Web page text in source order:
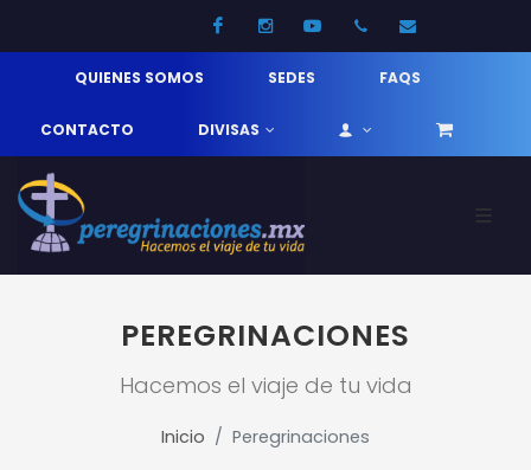
FacebookInstagramYoutube52 33 31210744
QUIENES SOMOS SEDES FAQS
CONTACTO DIVISAS
PEREGRINACIONES
Hacemos el viaje de tu vida
Inicio Peregrinaciones